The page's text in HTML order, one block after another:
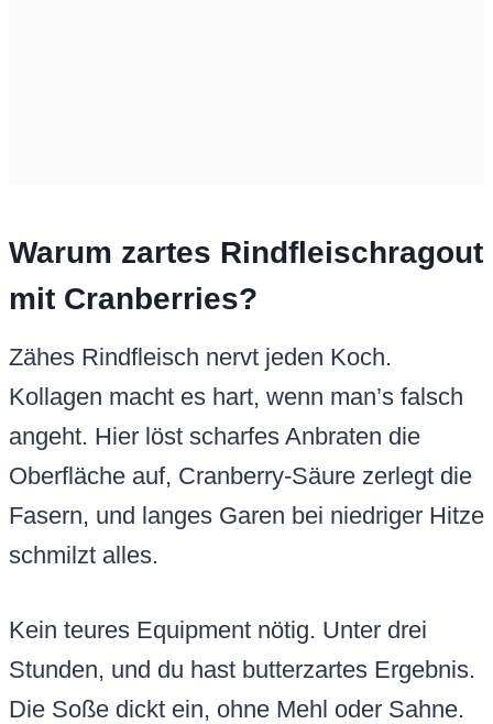
Warum zartes Rindfleischragout
mit Cranberries?
Zähes Rindfleisch nervt jeden Koch.
Kollagen macht es hart, wenn man’s falsch
angeht. Hier löst scharfes Anbraten die
Oberfläche auf, Cranberry-Säure zerlegt die
Fasern, und langes Garen bei niedriger Hitze
schmilzt alles.
Kein teures Equipment nötig. Unter drei
Stunden, und du hast butterzartes Ergebnis.
Die Soße dickt ein, ohne Mehl oder Sahne.